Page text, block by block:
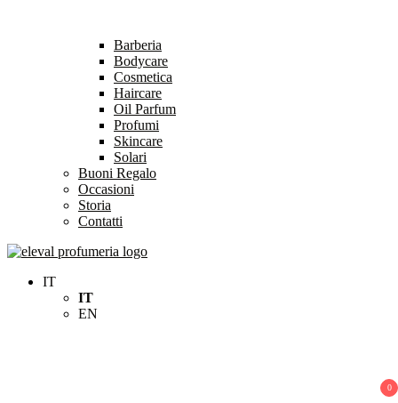
Barberia
Bodycare
Cosmetica
Haircare
Oil Parfum
Profumi
Skincare
Solari
Buoni Regalo
Occasioni
Storia
Contatti
Eleval Profumeria
Profumeria Roma
IT
IT
EN
0